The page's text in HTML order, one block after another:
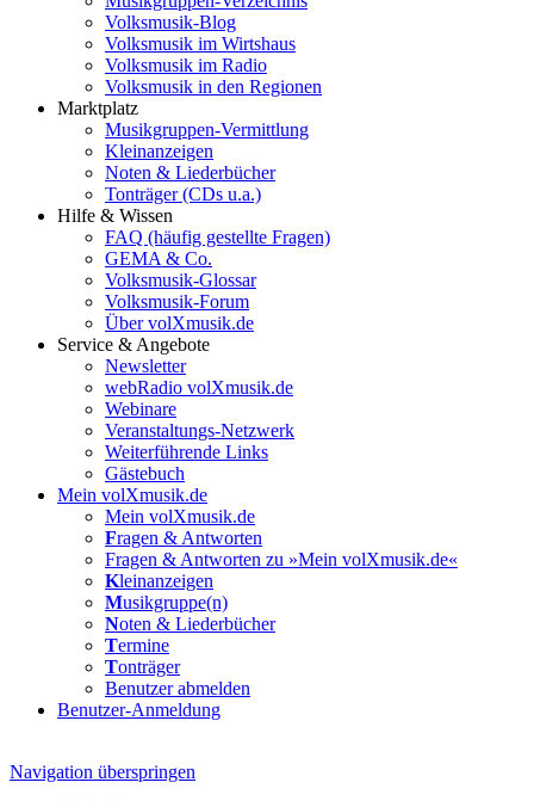
Volksmusik-Blog
Volksmusik im Wirtshaus
Volksmusik im Radio
Volksmusik in den Regionen
Marktplatz
Musikgruppen-Vermittlung
Kleinanzeigen
Noten & Liederbücher
Tonträger (CDs u.a.)
Hilfe & Wissen
FAQ (häufig gestellte Fragen)
GEMA & Co.
Volksmusik-Glossar
Volksmusik-Forum
Über volXmusik.de
Service & Angebote
Newsletter
webRadio volXmusik.de
Webinare
Veranstaltungs-Netzwerk
Weiterführende Links
Gästebuch
Mein volXmusik.de
Mein volXmusik.de
Fragen & Antworten
Fragen & Antworten zu »Mein volXmusik.de«
Kleinanzeigen
Musikgruppe(n)
Noten & Liederbücher
Termine
Tonträger
Benutzer abmelden
Benutzer-Anmeldung
Navigation überspringen